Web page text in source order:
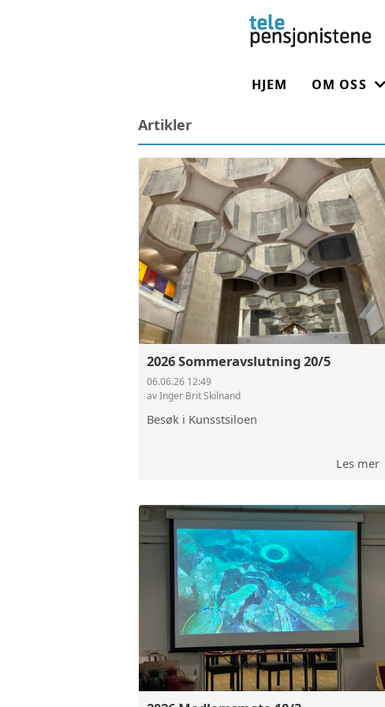
HJEM OM OSS
STYRET
Artikler
2026 Sommeravslutning 20/5
06.06.26 12:49
av Inger Brit Skilnand
Besøk i Kunsstsiloen
Les mer